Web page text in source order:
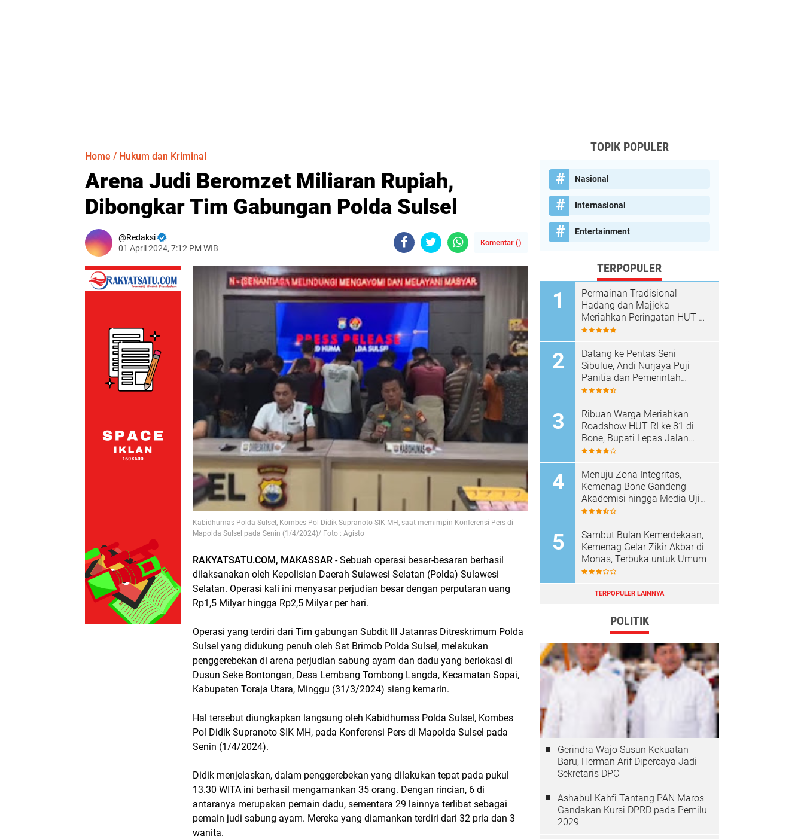
Home / Hukum dan Kriminal
Arena Judi Beromzet Miliaran Rupiah,
Dibongkar Tim Gabungan Polda Sulsel
Redaksi
01 April 2024, 7:12 PM WIB
Komentar ()
Kabidhumas Polda Sulsel, Kombes Pol Didik Supranoto SIK MH, saat memimpin Konferensi Pers di
Mapolda Sulsel pada Senin (1/4/2024)/ Foto : Agisto
RAKYATSATU.COM, MAKASSAR - Sebuah operasi besar-besaran berhasil
dilaksanakan oleh Kepolisian Daerah Sulawesi Selatan (Polda) Sulawesi
Selatan. Operasi kali ini menyasar perjudian besar dengan perputaran uang
Rp1,5 Milyar hingga Rp2,5 Milyar per hari.
Operasi yang terdiri dari Tim gabungan Subdit III Jatanras Ditreskrimum Polda
Sulsel yang didukung penuh oleh Sat Brimob Polda Sulsel, melakukan
penggerebekan di arena perjudian sabung ayam dan dadu yang berlokasi di
Dusun Seke Bontongan, Desa Lembang Tombong Langda, Kecamatan Sopai,
Kabupaten Toraja Utara, Minggu (31/3/2024) siang kemarin.
Hal tersebut diungkapkan langsung oleh Kabidhumas Polda Sulsel, Kombes
Pol Didik Supranoto SIK MH, pada Konferensi Pers di Mapolda Sulsel pada
Senin (1/4/2024).
Didik menjelaskan, dalam penggerebekan yang dilakukan tepat pada pukul
13.30 WITA ini berhasil mengamankan 35 orang. Dengan rincian, 6 di
antaranya merupakan pemain dadu, sementara 29 lainnya terlibat sebagai
pemain judi sabung ayam. Mereka yang diamankan terdiri dari 32 pria dan 3
wanita.
TOPIK POPULER
Nasional
Internasional
Entertainment
TERPOPULER
Permainan Tradisional
Hadang dan Majjeka
Meriahkan Peringatan HUT RI
di Sibulue
Datang ke Pentas Seni
Sibulue, Andi Nurjaya Puji
Panitia dan Pemerintah
Kecamatan
Ribuan Warga Meriahkan
Roadshow HUT RI ke 81 di
Bone, Bupati Lepas Jalan
Santai
Menuju Zona Integritas,
Kemenag Bone Gandeng
Akademisi hingga Media Uji
Standar Pelayanan
Sambut Bulan Kemerdekaan,
Kemenag Gelar Zikir Akbar di
Monas, Terbuka untuk Umum
TERPOPULER LAINNYA
POLITIK
Gerindra Wajo Susun Kekuatan
Baru, Herman Arif Dipercaya Jadi
Sekretaris DPC
Ashabul Kahfi Tantang PAN Maros
Gandakan Kursi DPRD pada Pemilu
2029